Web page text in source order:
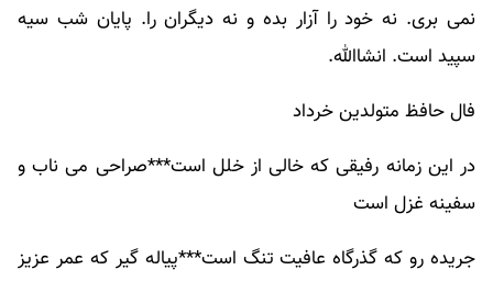
نمی بری. نه خود را آزار بده و نه دیگران را. پایان شب سیه
سپید است. انشاالله.
فال حافظ متولدین خرداد
در این زمانه رفیقی که خالی از خلل است***صراحی می ناب و
سفینه غزل است
جریده رو که گذرگاه عافیت تنگ است***پیاله گیر که عمر عزیز